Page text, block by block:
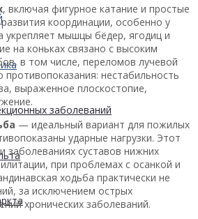
заболеваний
, включая фигурное катание и простые
координации, особенно у
укрепляет мышцы бёдер, ягодиц и
на коньках связано с высоким
в том числе, переломов лучевой
противопоказания: нестабильность
выраженное плоскостопие,
— идеальный вариант для пожилых
ударные нагрузки. Этот
заболеваниях суставов нижних
при проблемах с осанкой и
ходьба практически не
за исключением острых
хронических заболеваний.